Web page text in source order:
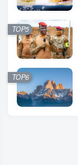
TOP5
TOP6